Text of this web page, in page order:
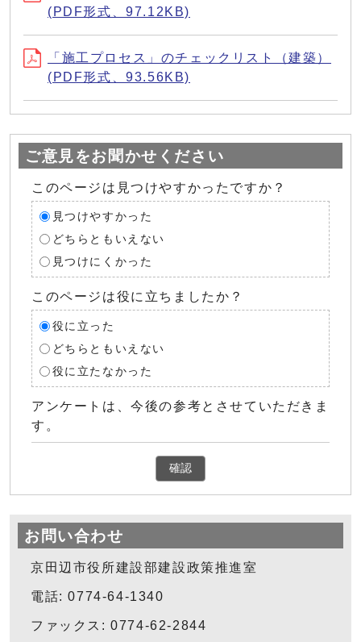
(PDF形式、97.12KB)
「施工プロセス」のチェックリスト（建築）
(PDF形式、93.56KB)
ご意見をお聞かせください
このページは見つけやすかったですか？
見つけやすかった
どちらともいえない
見つけにくかった
このページは役に立ちましたか？
役に立った
どちらともいえない
役に立たなかった
アンケートは、今後の参考とさせていただきま
す。
確認
お問い合わせ
京田辺市役所建設部建設政策推進室
電話: 0774-64-1340
ファックス: 0774-62-2844